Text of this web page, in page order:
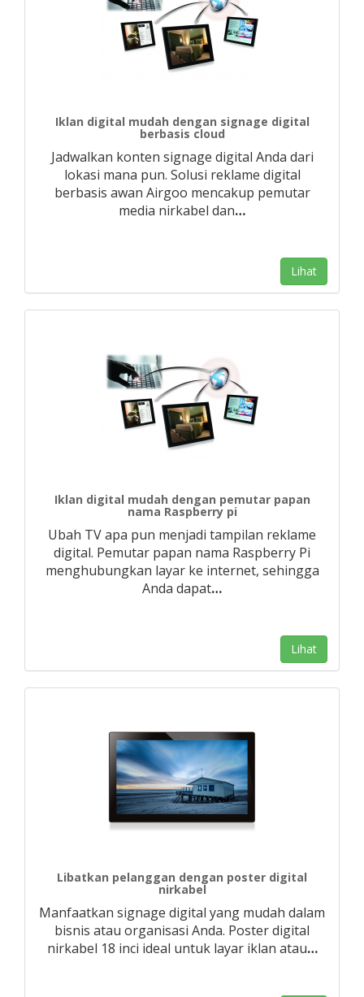
Iklan digital mudah dengan signage digital
berbasis cloud
Jadwalkan konten signage digital Anda dari
lokasi mana pun. Solusi reklame digital
berbasis awan Airgoo mencakup pemutar
media nirkabel dan…
Lihat
Iklan digital mudah dengan pemutar papan
nama Raspberry pi
Ubah TV apa pun menjadi tampilan reklame
digital. Pemutar papan nama Raspberry Pi
menghubungkan layar ke internet, sehingga
Anda dapat…
Lihat
Libatkan pelanggan dengan poster digital
nirkabel
Manfaatkan signage digital yang mudah dalam
bisnis atau organisasi Anda. Poster digital
nirkabel 18 inci ideal untuk layar iklan atau…